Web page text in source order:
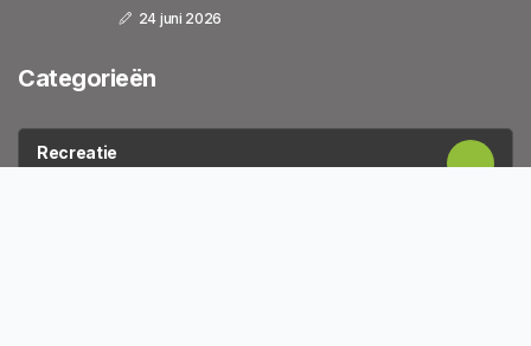
24 juni 2026
Categorieën
Recreatie